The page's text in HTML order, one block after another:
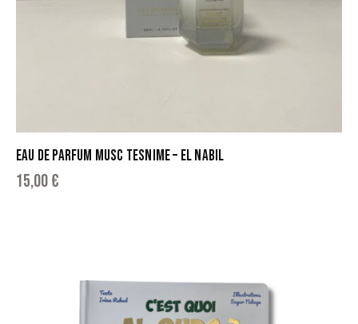
EAU DE PARFUM MUSC TESNIME – EL NABIL
15,00€